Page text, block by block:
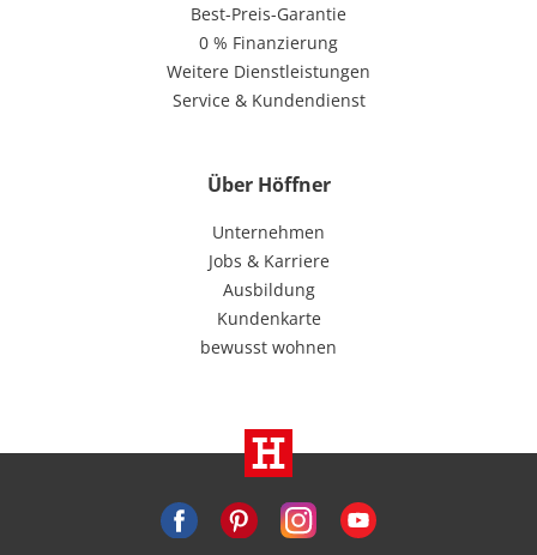
Best-Preis-Garantie
0 % Finanzierung
Weitere Dienstleistungen
Service & Kundendienst
Über Höffner
Unternehmen
Jobs & Karriere
Ausbildung
Kundenkarte
bewusst wohnen